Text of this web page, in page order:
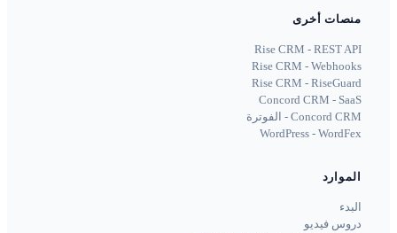
منصات أخرى
Rise CRM - REST API
Rise CRM - Webhooks
Rise CRM - RiseGuard
Concord CRM - SaaS
Concord CRM - الفوترة
WordPress - WordFex
الموارد
البدء
دروس فيديو